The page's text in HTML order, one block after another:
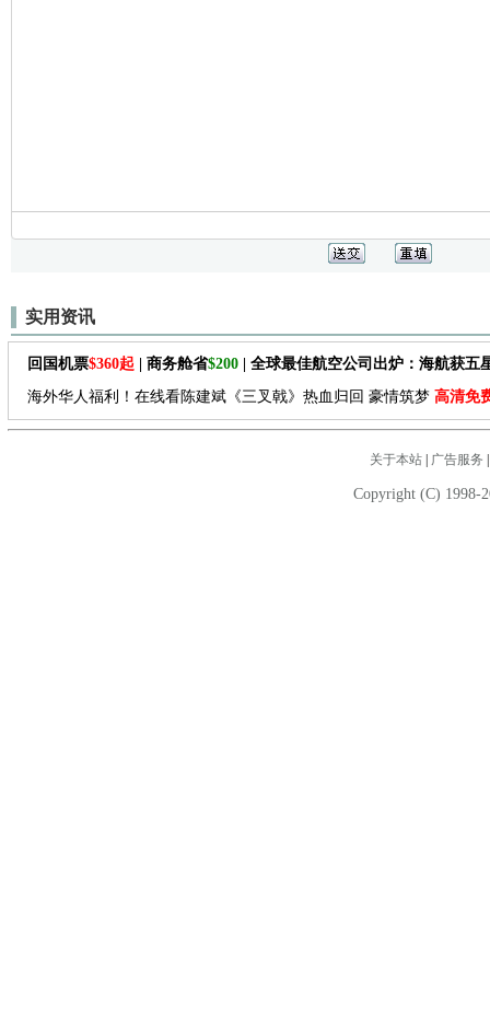
实用资讯
回国机票$360起 | 商务舱省$200 | 全球最佳航空公司出炉：海航获五
海外华人福利！在线看陈建斌《三叉戟》热血归回 豪情筑梦 高清免
关于本站| 广告服务
Copyright (C) 1998-